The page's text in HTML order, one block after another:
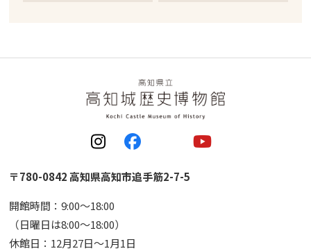
〒780-0842 高知県高知市追手筋2-7-5
開館時間：9:00〜18:00
（日曜日は8:00〜18:00）
休館日：12月27日〜1月1日